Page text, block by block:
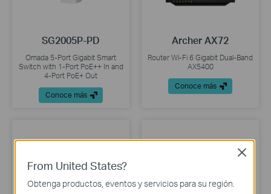
SG2005P-PD
Omada 5-Port Gigabit Smart
Switch with 1-Port PoE++ In and
4-Port PoE+ Out
Conoce más
Archer AX72
Router Wi-Fi 6 Gigabit Dual-Band
AX5400
Conoce más
From United States?
Obtenga productos, eventos y servicios para su región.
Close